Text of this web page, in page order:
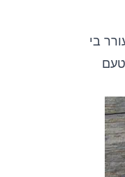
בי